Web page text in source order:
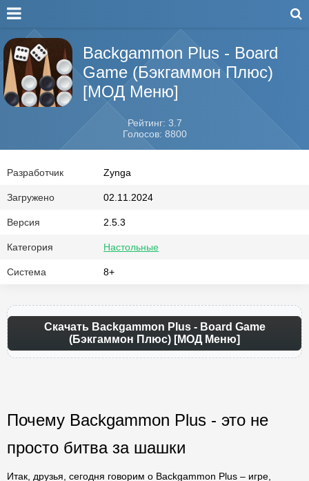
Backgammon Plus - Board
Game (Бэкгаммон Плюс)
[МОД Меню]
Рейтинг: 3.7
Голосов: 8800
Разработчик Zynga
Загружено 02.11.2024
Версия 2.5.3
Категория Настольные
Система 8+
Скачать Backgammon Plus - Board Game
(Бэкгаммон Плюс) [МОД Меню]
Почему Backgammon Plus - это не
просто битва за шашки
Итак, друзья, сегодня говорим о Backgammon Plus – игре,